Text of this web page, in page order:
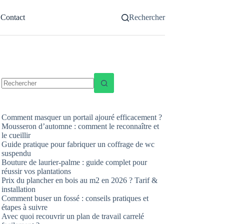
Contact Rechercher
Comment masquer un portail ajouré efficacement ?
Mousseron d’automne : comment le reconnaître et
le cueillir
Guide pratique pour fabriquer un coffrage de wc
suspendu
Bouture de laurier-palme : guide complet pour
réussir vos plantations
Prix du plancher en bois au m2 en 2026 ? Tarif &
installation
Comment buser un fossé : conseils pratiques et
étapes à suivre
Avec quoi recouvrir un plan de travail carrelé